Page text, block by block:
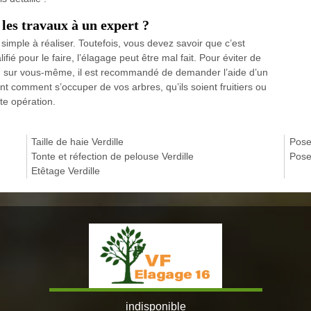
travaux à un expert ?
à réaliser. Toutefois, vous devez savoir que c’est
pour le faire, l’élagage peut être mal fait. Pour éviter de
vous-même, il est recommandé de demander l’aide d’un
s’occuper de vos arbres, qu’ils soient fruitiers ou
opération.
Taille de haie Verdille
Tonte et réfection de pelouse Verdille
Etêtage Verdille
indisponible